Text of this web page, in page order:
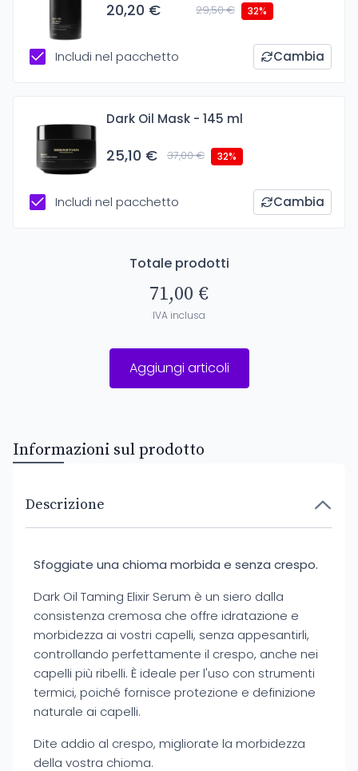
20,20 € 29,50 € 32%
Includi nel pacchetto Cambia
Dark Oil Mask - 145 ml
25,10 € 37,00 € 32%
Includi nel pacchetto Cambia
Totale prodotti
71,00 €
IVA inclusa
Aggiungi articoli
Informazioni sul prodotto
Descrizione
Sfoggiate una chioma morbida e senza crespo.
Dark Oil Taming Elixir Serum è un siero dalla
consistenza cremosa che offre idratazione e
morbidezza ai vostri capelli, senza appesantirli,
controllando perfettamente il crespo, anche nei
capelli più ribelli. È ideale per l'uso con strumenti
termici, poiché fornisce protezione e definizione
naturale ai capelli.
Dite addio al crespo, migliorate la morbidezza
della vostra chioma.